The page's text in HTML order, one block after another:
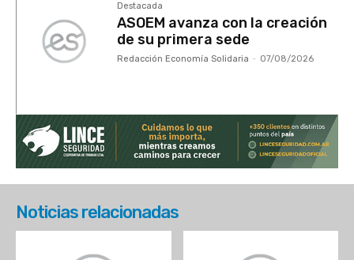
Destacada
ASOEM avanza con la creación
de su primera sede
Redacción Economía Solidaria - 07/08/2026
Noticias relacionadas